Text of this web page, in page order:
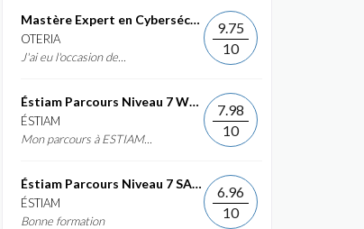
Mastère Expert en Cybersécurité
OTERIA
J'ai eu l'occasion de...
9.75
10
Éstiam Parcours Niveau 7 Web &...
ÉSTIAM
Mon parcours à ESTIAM...
7.98
10
Éstiam Parcours Niveau 7 SAP ERP...
ÉSTIAM
Bonne formation
6.96
10